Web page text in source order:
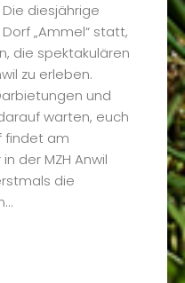
diesjährige
„Ammel“ statt,
die spektakulären
zu erleben.
und
warten, euch
findet am
der MZH Anwil
die